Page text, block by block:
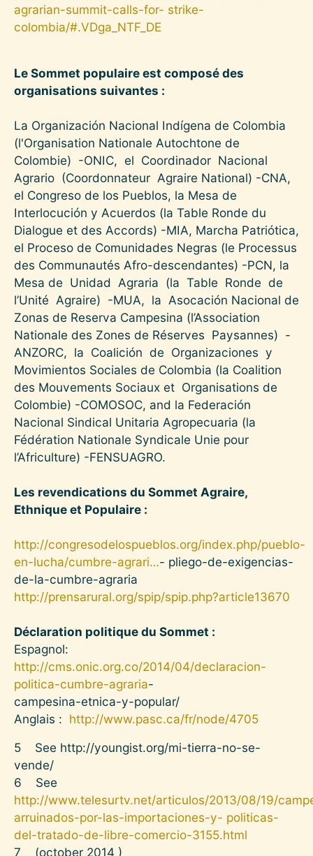
agrarian-summit-calls-for- strike-
colombia/#.VDga_NTF_DE
Le Sommet populaire est composé des
organisations suivantes :
La Organización Nacional Indígena de Colombia
(l'Organisation Nationale Autochtone de
Colombie) -ONIC, el Coordinador Nacional
Agrario (Coordonnateur Agraire National) -CNA,
el Congreso de los Pueblos, la Mesa de
Interlocución y Acuerdos (la Table Ronde du
Dialogue et des Accords) -MIA, Marcha Patriótica,
el Proceso de Comunidades Negras (le Processus
des Communautés Afro-descendantes) -PCN, la
Mesa de Unidad Agraria (la Table Ronde de
l’Unité Agraire) -MUA, la Asocación Nacional de
Zonas de Reserva Campesina (l’Association
Nationale des Zones de Réserves Paysannes) -
ANZORC, la Coalición de Organizaciones y
Movimientos Sociales de Colombia (la Coalition
des Mouvements Sociaux et Organisations de
Colombie) -COMOSOC, and la Federación
Nacional Sindical Unitaria Agropecuaria (la
Fédération Nationale Syndicale Unie pour
l’Africulture) -FENSUAGRO.
Les revendications du Sommet Agraire,
Ethnique et Populaire :
http://congresodelospueblos.org/index.php/pueblo-
en-lucha/cumbre-agrari…- pliego-de-exigencias-
de-la-cumbre-agraria
http://prensarural.org/spip/spip.php?article13670
Déclaration politique du Sommet :
Espagnol:
http://cms.onic.org.co/2014/04/declaracion-
politica-cumbre-agraria-
campesina-etnica-y-popular/
Anglais : http://www.pasc.ca/fr/node/4705
5 See http://youngist.org/mi-tierra-no-se-
vende/
6
See
http://www.telesurtv.net/articulos/2013/08/19/
arruinados-por-las-importaciones-y- politicas-
del-tratado-de-libre-comercio-3155.html
7
(october 2014 )